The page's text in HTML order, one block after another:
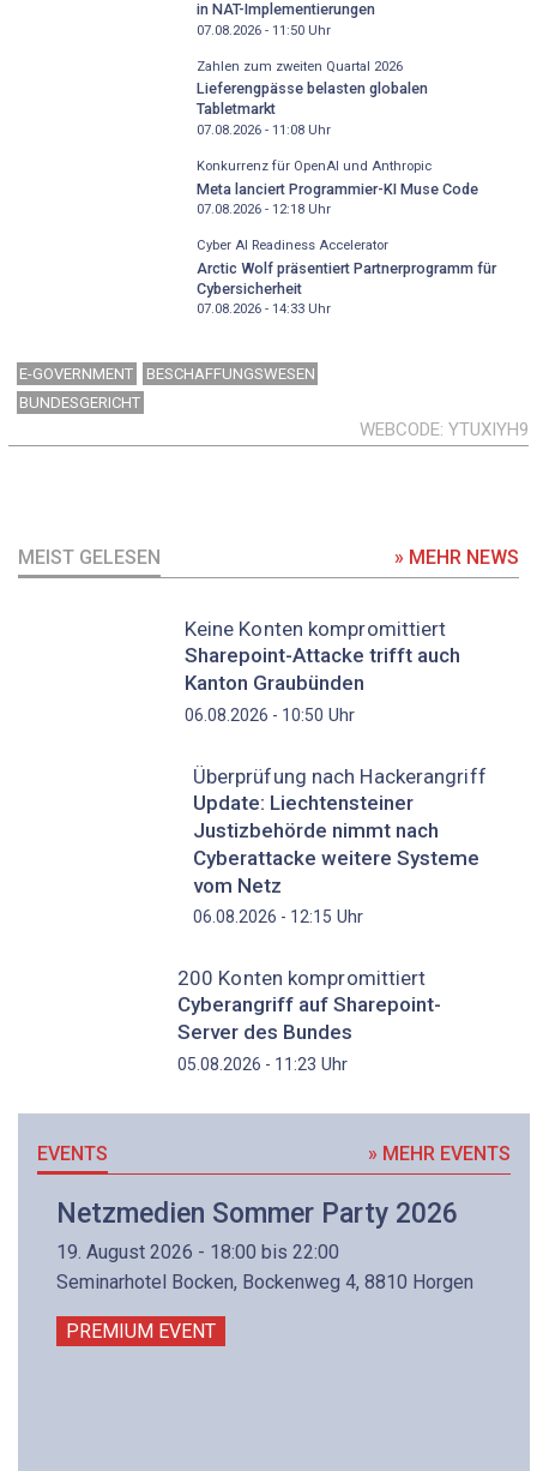
in NAT-Implementierungen
07.08.2026 - 11:50Uhr
Zahlen zum zweiten Quartal 2026
Lieferengpässe belasten globalen
Tabletmarkt
07.08.2026 - 11:08Uhr
Konkurrenz für OpenAI und Anthropic
Meta lanciert Programmier-KI Muse Code
07.08.2026 - 12:18Uhr
Cyber AI Readiness Accelerator
Arctic Wolf präsentiert Partnerprogramm für
Cybersicherheit
07.08.2026 - 14:33Uhr
E-GOVERNMENT
BESCHAFFUNGSWESEN
BUNDESGERICHT
WEBCODE YTUXIYH9
MEIST GELESEN » MEHR NEWS
Keine Konten kompromittiert
Sharepoint-Attacke trifft auch
Kanton Graubünden
06.08.2026 - 10:50 Uhr
Überprüfung nach Hackerangriff
Update: Liechtensteiner
Justizbehörde nimmt nach
Cyberattacke weitere Systeme
vom Netz
06.08.2026 - 12:15 Uhr
200 Konten kompromittiert
Cyberangriff auf Sharepoint-
Server des Bundes
05.08.2026 - 11:23 Uhr
EVENTS » MEHR EVENTS
Netzmedien Sommer Party 2026
19. August 2026 - 18:00 bis 22:00
Seminarhotel Bocken, Bockenweg 4, 8810 Horgen
PREMIUM EVENT